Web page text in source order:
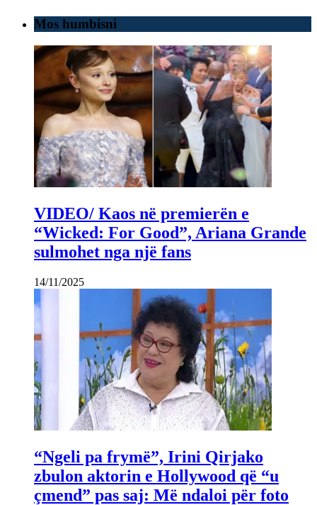
Mos humbisni
VIDEO/ Kaos në premierën e
“Wicked: For Good”, Ariana Grande
sulmohet nga një fans
14/11/2025
“Ngeli pa frymë”, Irini Qirjako
zbulon aktorin e Hollywood që “u
çmend” pas saj: Më ndaloi për foto